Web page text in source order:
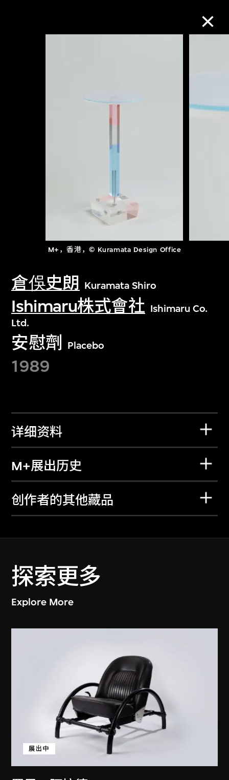
M+，香港，© Kuramata Design Office
倉俁史朗 Kuramata Shiro
Ishimaru株式會社 Ishimaru Co.
Ltd.
安慰劑 Placebo
1989
详细资料
M+展出历史
创作者的其他藏品
探索更多
Explore More
展出中
探索世界顶级的二十及二十一世纪视觉